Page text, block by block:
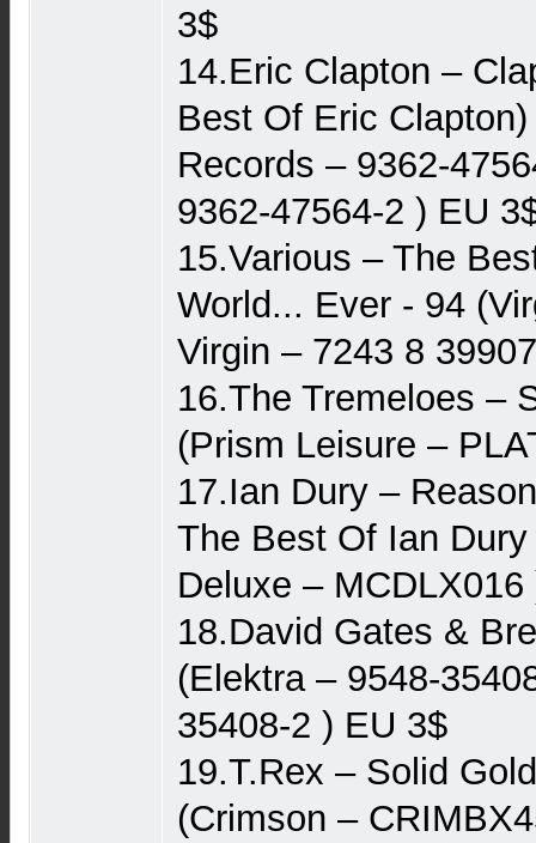
3$
14.Eric Clapton –
Best Of Eric
Records – 9362-
9362-47564-2 ) EU
15.Various – The
World... Ever - 94
Virgin – 7243 8
16.The Tremeloes –
(Prism Leisure –
17.Ian Dury –
The Best Of Ian
Deluxe – MCDLX016
18.David Gates &
(Elektra – 9548-
35408-2 ) EU 3$
19.T.Rex – Solid
(Crimson –